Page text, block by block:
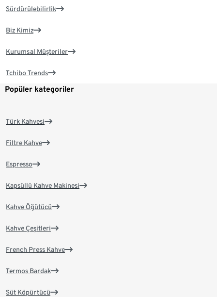
Sürdürülebilirlik
Biz Kimiz
Kurumsal Müşteriler
Tchibo Trends
Popüler kategoriler
Türk Kahvesi
Filtre Kahve
Espresso
Kapsüllü Kahve Makinesi
Kahve Öğütücü
Kahve Çeşitleri
French Press Kahve
Termos Bardak
Süt Köpürtücü